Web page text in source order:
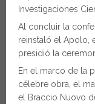
Investigaciones
Al concluir la
reinstaló el Apolo,
presidió la
En el marco de la
célebre obra, el
el Braccio Nuovo